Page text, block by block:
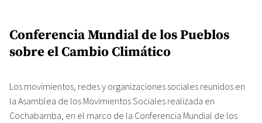
Conferencia Mundial de los Pueblos
sobre el Cambio Climático
Los movimientos, redes y organizaciones sociales reunidos en
la Asamblea de los Movimientos Sociales realizada en
Cochabamba, en el marco de la Conferencia Mundial de los